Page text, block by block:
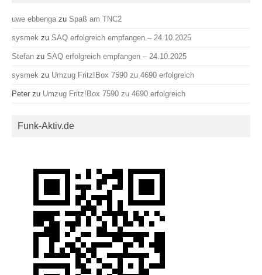
uwe ebbenga zu Spaß am TNC2
sysmek zu SAQ erfolgreich empfangen – 24.10.2025
Stefan zu SAQ erfolgreich empfangen – 24.10.2025
sysmek zu Umzug Fritz!Box 7590 zu 4690 erfolgreich
Peter zu Umzug Fritz!Box 7590 zu 4690 erfolgreich
Funk-Aktiv.de